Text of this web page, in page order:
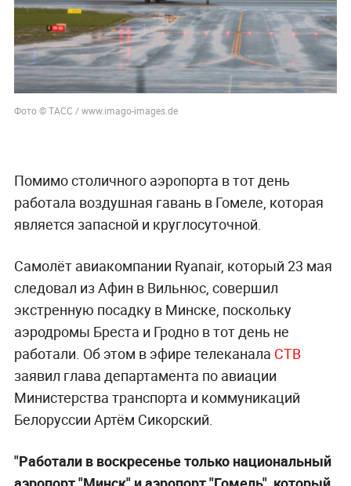
Фото © ТАСС / www.imago-images.de
Помимо столичного аэропорта в тот день
работала воздушная гавань в Гомеле, которая
является запасной и круглосуточной.
Самолёт авиакомпании Ryanair, который 23 мая
следовал из Афин в Вильнюс, совершил
экстренную посадку в Минске, поскольку
аэродромы Бреста и Гродно в тот день не
работали. Об этом в эфире телеканала СТВ
заявил глава департамента по авиации
Министерства транспорта и коммуникаций
Белоруссии Артём Сикорский.
"Работали в воскресенье только национальный